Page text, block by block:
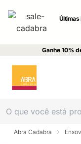
Ganhe 10%
Abra Cadabra